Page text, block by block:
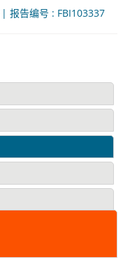
报告编号 : FBI103337